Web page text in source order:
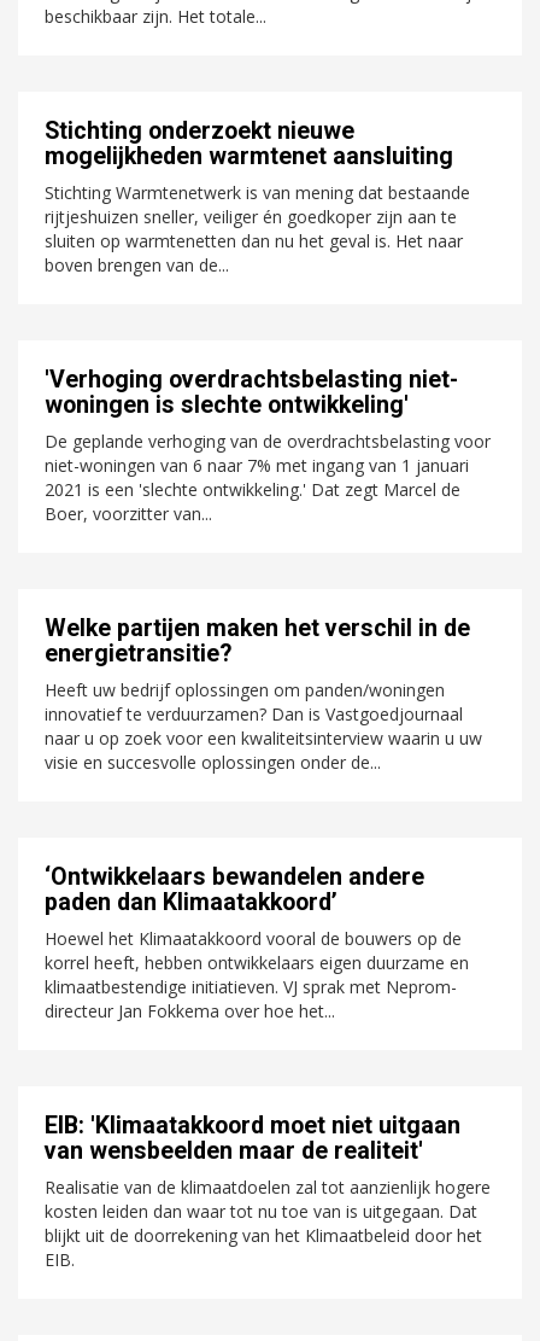
beschikbaar zijn. Het totale...
Stichting onderzoekt nieuwe
mogelijkheden warmtenet aansluiting
Stichting Warmtenetwerk is van mening dat bestaande
rijtjeshuizen sneller, veiliger én goedkoper zijn aan te
sluiten op warmtenetten dan nu het geval is. Het naar
boven brengen van de...
'Verhoging overdrachtsbelasting niet-
woningen is slechte ontwikkeling'
De geplande verhoging van de overdrachtsbelasting voor
niet-woningen van 6 naar 7% met ingang van 1 januari
2021 is een 'slechte ontwikkeling.' Dat zegt Marcel de
Boer, voorzitter van...
Welke partijen maken het verschil in de
energietransitie?
Heeft uw bedrijf oplossingen om panden/woningen
innovatief te verduurzamen? Dan is Vastgoedjournaal
naar u op zoek voor een kwaliteitsinterview waarin u uw
visie en succesvolle oplossingen onder de...
‘Ontwikkelaars bewandelen andere
paden dan Klimaatakkoord’
Hoewel het Klimaatakkoord vooral de bouwers op de
korrel heeft, hebben ontwikkelaars eigen duurzame en
klimaatbestendige initiatieven. VJ sprak met Neprom-
directeur Jan Fokkema over hoe het...
EIB: 'Klimaatakkoord moet niet uitgaan
van wensbeelden maar de realiteit'
Realisatie van de klimaatdoelen zal tot aanzienlijk hogere
kosten leiden dan waar tot nu toe van is uitgegaan. Dat
blijkt uit de doorrekening van het Klimaatbeleid door het
EIB.